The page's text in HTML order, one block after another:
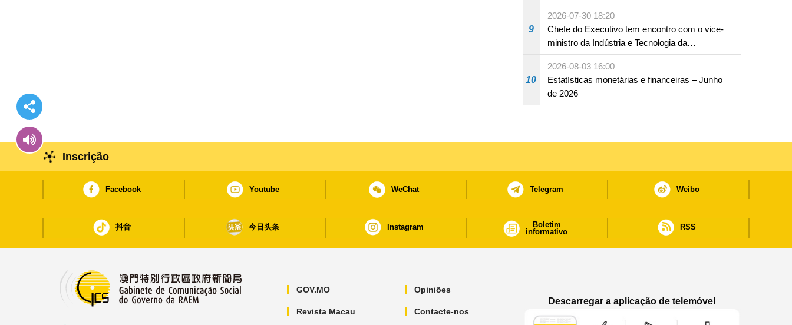
assumir por si a culpa na sequência de uma
infracção rodoviária
9
2026-07-30 18:20
Chefe do Executivo tem encontro com o vice-
ministro da Indústria e Tecnologia da
Informação
10
2026-08-03 16:00
Estatísticas monetárias e financeiras – Junho
de 2026
Inscrição
Facebook Youtube WeChat Telegram Weibo
抖音 今日头条 Instagram
Boletim
informativo
RSS
GOV.MO
Revista Macau
Opiniões
Contacte-nos
Descarregar a aplicação de telemóvel